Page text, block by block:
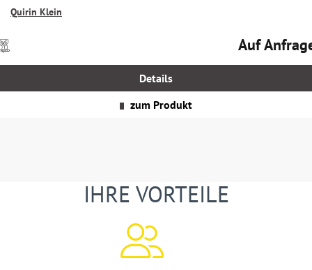
Quirin Klein
Regulärer
Auf
Details
zum Produkt
IHRE VORTEILE